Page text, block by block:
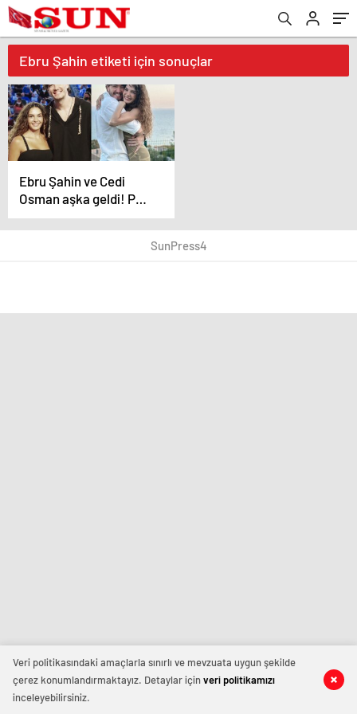
Ebru Şahin etiketi için sonuçlar
Ebru Şahin ve Cedi
Osman aşka geldi! Peş
peşe romantik
paylaşımlar
SunPress4
Veri politikasındaki amaçlarla sınırlı ve mevzuata uygun şekilde
çerez konumlandırmaktayız. Detaylar içinveri politikamızı
inceleyebilirsiniz.